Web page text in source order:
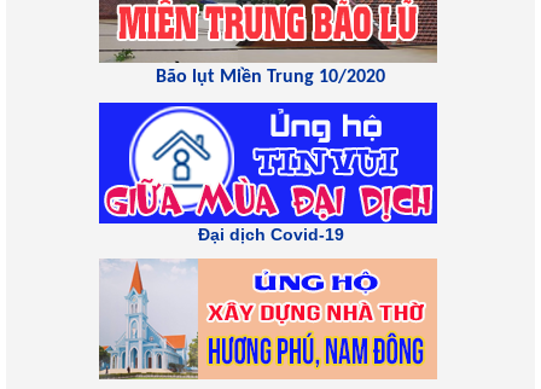
Bão lụt Miền Trung 10/2020
Đại dịch Covid-19